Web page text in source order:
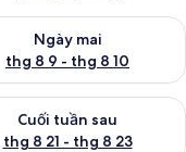
- thg 8 9
Ngày mai
thg 8 9 - thg 8 10
lượng phòng ngày
8 14 - thg 8 16
Cuối tuần sau
thg 8 21 - thg 8 23
lượng phòng cuối